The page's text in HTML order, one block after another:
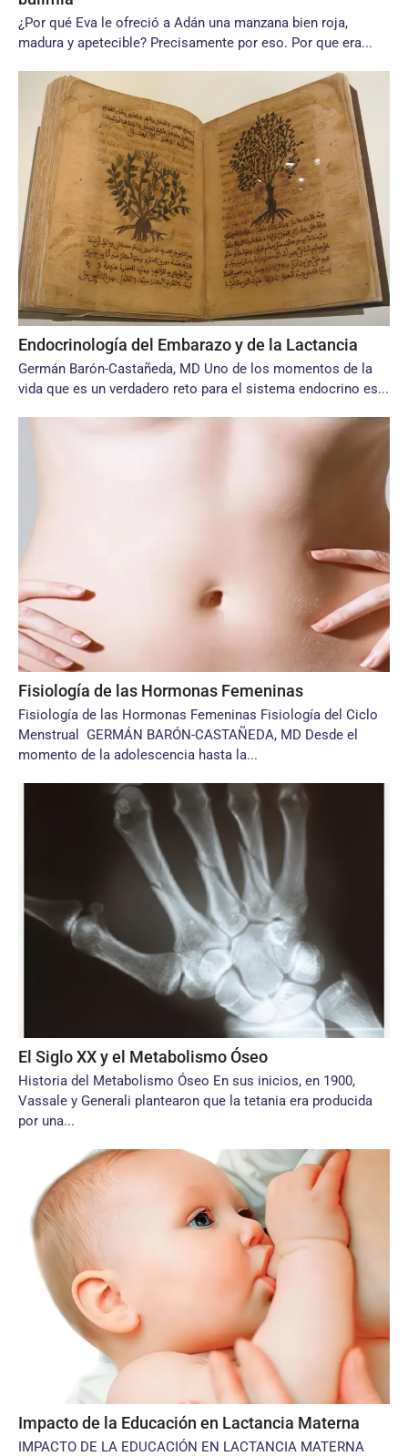
¿Por qué Eva le ofreció a Adán una manzana bien roja,
madura y apetecible? Precisamente por eso. Por que era...
Endocrinología del Embarazo y de la Lactancia
Germán Barón-Castañeda, MD Uno de los momentos de la
vida que es un verdadero reto para el sistema endocrino es...
Fisiología de las Hormonas Femeninas
Fisiología de las Hormonas Femeninas Fisiología del Ciclo
Menstrual GERMÁN BARÓN-CASTAÑEDA, MD Desde el
momento de la adolescencia hasta la...
El Siglo XX y el Metabolismo Óseo
Historia del Metabolismo Óseo En sus inicios, en 1900,
Vassale y Generali plantearon que la tetania era producida
por una...
Impacto de la Educación en Lactancia Materna
IMPACTO DE LA EDUCACIÓN EN LACTANCIA MATERNA